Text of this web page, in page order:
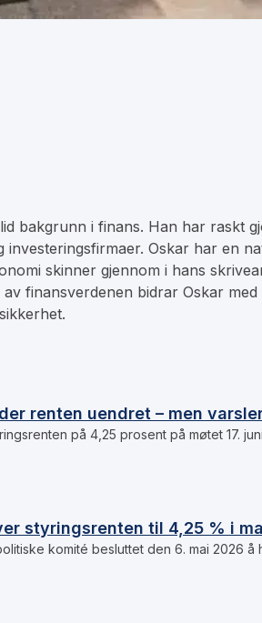
bakgrunn i finans. Han har raskt
Oskar har en
skinner gjennom i hans
finansverdenen bidrar Oskar
renten uendret – men
på 4,25 prosent på møtet 17.
styringsrenten til 4,25 % i
komité besluttet den 6. mai 2026